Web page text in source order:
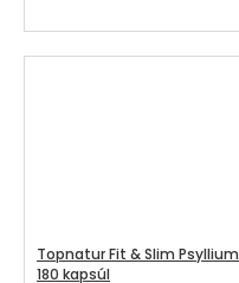
z
5
Topnatur Fit & Slim Psyllium
180 kapsúl